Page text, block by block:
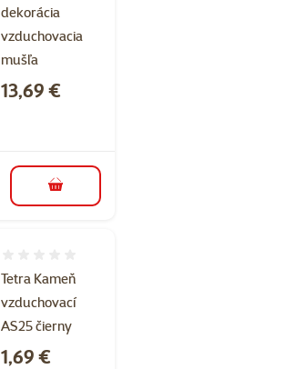
dekorácia
vzduchovacia
mušľa
Cena
13,69 €
do košíka
Tetra Kameň
vzduchovací
AS25 čierny
Cena
1,69 €